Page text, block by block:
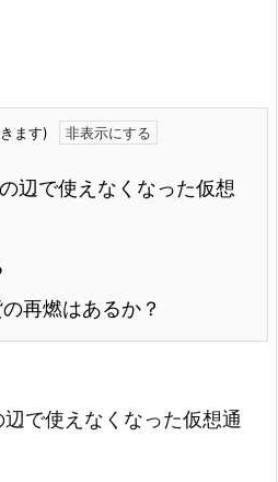
ます)
辺で使えなくなった仮想
再燃はあるか？
で使えなくなった仮想通